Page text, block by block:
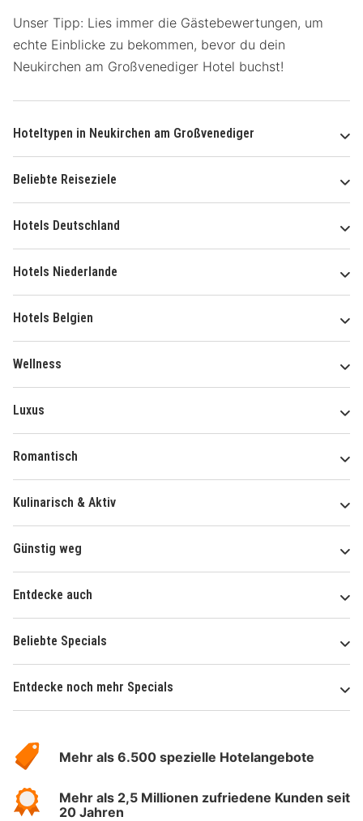
Unser Tipp: Lies immer die Gästebewertungen, um
echte Einblicke zu bekommen, bevor du dein
Neukirchen am Großvenediger Hotel buchst!
Hoteltypen in Neukirchen am Großvenediger
Beliebte Reiseziele
Hotels Deutschland
Hotels Niederlande
Hotels Belgien
Wellness
Luxus
Romantisch
Kulinarisch & Aktiv
Günstig weg
Entdecke auch
Beliebte Specials
Entdecke noch mehr Specials
Hotelspecials
Mehr als 6.500 spezielle Hotelangebote
Mehr als 2,5 Millionen zufriedene Kunden seit
20 Jahren